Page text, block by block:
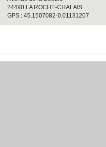
24490 LA ROCHE-CHALAIS
GPS : 45.1507082-0.01131207